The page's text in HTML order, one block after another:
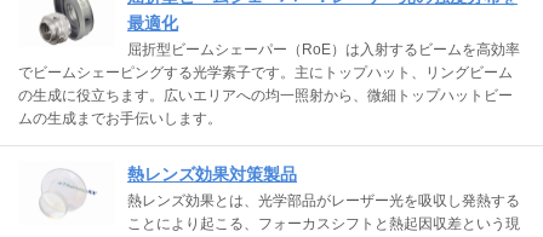
最適化
屈折型ビームシェーパー（RoE）は入射するビームを高効率
でビームシェーピングする光学素子です。主にトップハット、リングビーム
の生成に役立ちます。広いエリアへの均一照射から、微細トップハットビー
ムの生成までお手伝いします。
熱レンズ効果対策製品
熱レンズ効果とは、光学部品がレーザー光を吸収し発熱する
ことにより起こる、フォーカスシフトと熱起因収差という現